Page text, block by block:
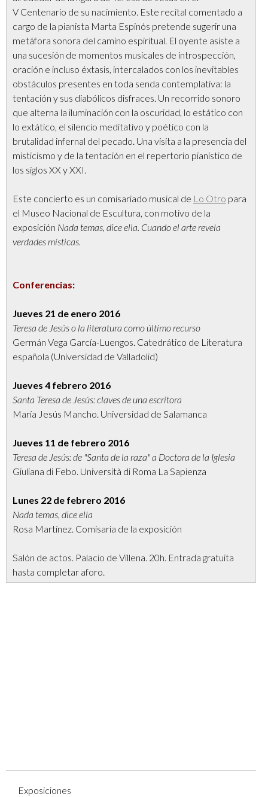
V Centenario de su nacimiento. Este recital comentado a
cargo de la pianista Marta Espinós pretende sugerir una
metáfora sonora del camino espiritual. El oyente asiste a
una sucesión de momentos musicales de introspección,
oración e incluso éxtasis, intercalados con los inevitables
obstáculos presentes en toda senda contemplativa: la
tentación y sus diabólicos disfraces. Un recorrido sonoro
que alterna la iluminación con la oscuridad, lo estático con
lo extático, el silencio meditativo y poético con la
brutalidad infernal del pecado. Una visita a la presencia del
misticismo y de la tentación en el repertorio pianístico de
los siglos XX y XXI.
Este concierto es un comisariado musical de Lo Otro para
el Museo Nacional de Escultura, con motivo de la
exposición Nada temas, dice ella. Cuando el arte revela
verdades místicas.
Conferencias:
Jueves 21 de enero 2016
Teresa de Jesús o la literatura como último recurso
Germán Vega García-Luengos. Catedrático de Literatura
española (Universidad de Valladolid)
Jueves 4 febrero 2016
Santa Teresa de Jesús: claves de una escritora
María Jesús Mancho. Universidad de Salamanca
Jueves 11 de febrero 2016
Teresa de Jesús: de "Santa de la raza" a Doctora de la Iglesia
Giuliana di Febo. Università di Roma La Sapienza
Lunes 22 de febrero 2016
Nada temas, dice ella
Rosa Martínez. Comisaria de la exposición
Salón de actos. Palacio de Villena. 20h. Entrada gratuita
hasta completar aforo.
Exposiciones